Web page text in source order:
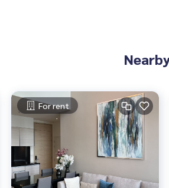
Ekkamai Sukhumvit
For rent